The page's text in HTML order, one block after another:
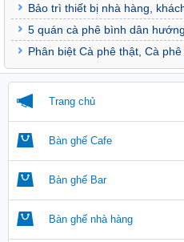
Bảo trì thiết bị nhà hàng,
5 quán cà phê bình dân
Phân biệt Cà phê thật, Cà
Trang chủ
Bàn ghế Cafe
Bàn ghế Bar
Bàn ghế nhà hàng